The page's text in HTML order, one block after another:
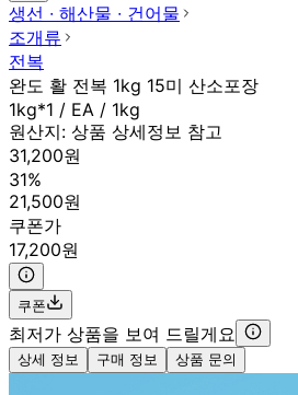
생선 ∙ 해산물 ∙ 건어물
조개류
전복
완도 활 전복 1kg 15미 산소포장
1kg*1 / EA / 1kg
원산지: 상품 상세정보 참고
31,200원
31%
21,500원
쿠폰가
17,200원
쿠폰
최저가 상품을 보여 드릴게요
상세 정보 구매 정보 상품 문의